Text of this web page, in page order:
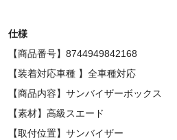
仕様
【商品番号】8744949842168
【装着対応車種 】全車種対応
【商品内容】サンバイザーボックス
【素材】高級スエード
【取付位置】サンバイザー